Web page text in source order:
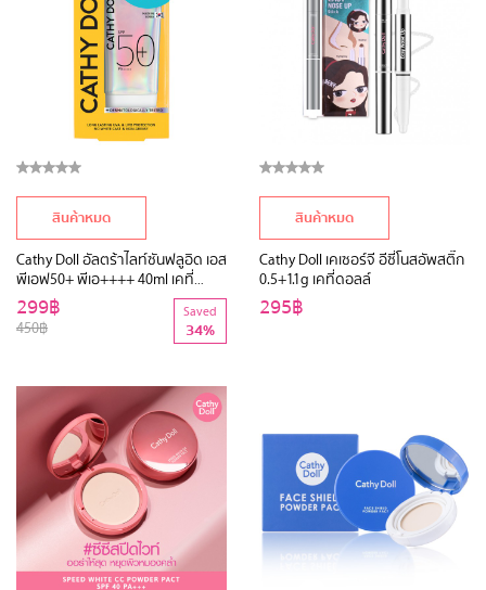
สินค้าหมด
Cathy Doll อัลตร้าไลท์ซันฟลูอิด เอส
พีเอฟ50+ พีเอ++++ 40ml เคที่
ดอลล์ (Y24NPK)
450฿
299฿ Saved
34%
สินค้าหมด
Cathy Doll เคเซอร์จี อีซี่โนสอัพสติ๊ก
0.5+1.1g เคที่ดอลล์
295฿